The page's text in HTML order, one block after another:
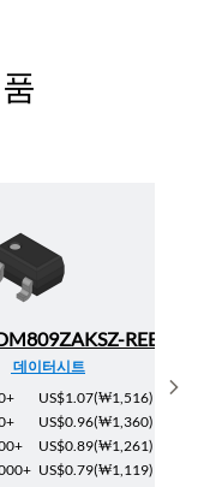
REEL
데이터시트
US$1.07(₩1,516)
US$0.96(₩1,360)
US$0.89(₩1,261)
US$0.79(₩1,119)